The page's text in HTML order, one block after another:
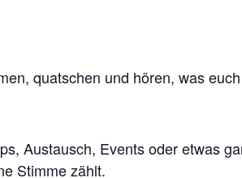
quatschen und hören, was
Austausch, Events oder etwas
Stimme zählt.